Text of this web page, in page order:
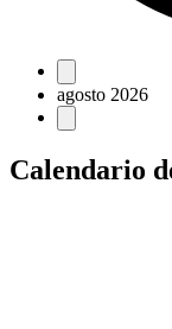
Eventos
agosto 2026
Calendario